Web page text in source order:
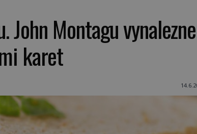
John Montagu vynalezne
karet